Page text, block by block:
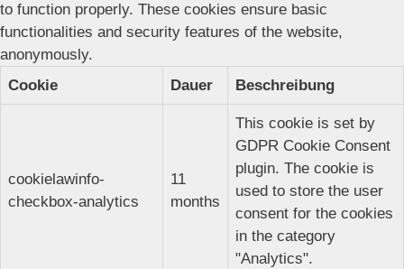
to function properly. These cookies ensure basic
functionalities and security features of the website,
anonymously.
Cookie
Dauer Beschreibung
cookielawinfo-
checkbox-analytics
11
months
This cookie is set by
GDPR Cookie Consent
plugin. The cookie is
used to store the user
consent for the cookies
in the category
"Analytics".